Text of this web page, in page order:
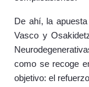
De ahí, la
Vasco y
como se recoge
objetivo: el